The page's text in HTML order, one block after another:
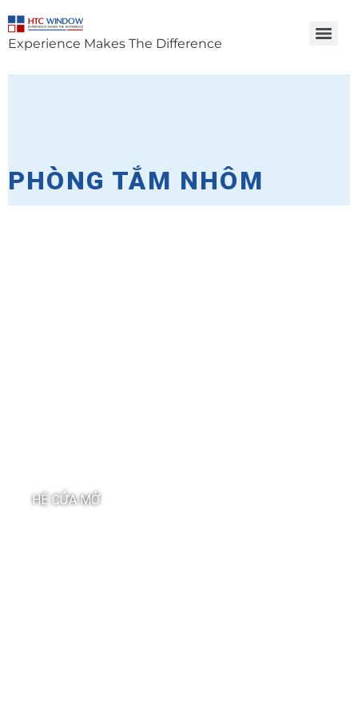
Experience Makes The Difference
PHÒNG TẮM NHÔM
HỆ CỬA MỞ